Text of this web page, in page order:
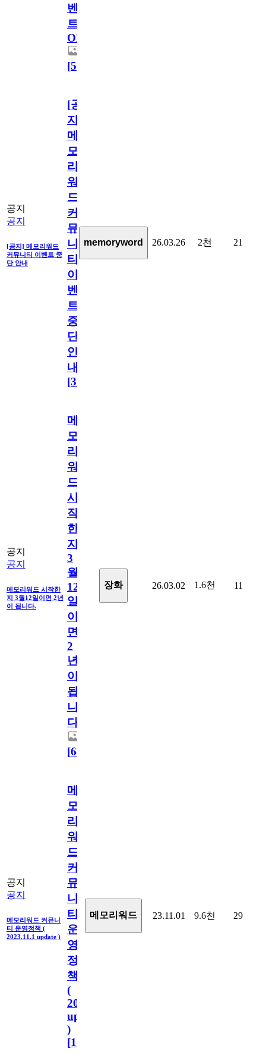
벤
트
OPEN!
[5]
공지
공지
[공지] 메모리워드
커뮤니티 이벤트 중
단 안내
[공
지]
메
모
리
워
드
커
뮤
니
티
이
벤
트
중
단
안
내
[31
memoryword 26.03.26 2천 21
공지
공지
메모리워드 시작한
지 3월12일이면 2년
이 됩니다.
메
모
리
워
드
시
작
한
지
3
월
12
일
이
면
2
년
이
됩
니
다.
[64
장화 26.03.02 1.6천 11
공지
공지
메모리워드 커뮤니
티 운영정책 (
2023.11.1 update )
메
모
리
워
드
커
뮤
니
티
운
영
정
책
(
2023.11.1
update
)
[110
메모리워드 23.11.01 9.6천 29